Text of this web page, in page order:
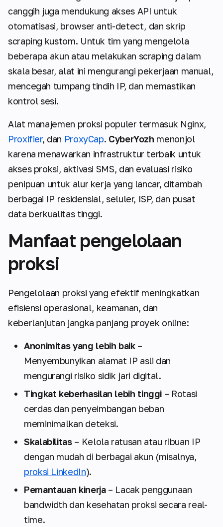
canggih juga mendukung akses API untuk
otomatisasi, browser anti-detect, dan skrip
scraping kustom. Untuk tim yang mengelola
beberapa akun atau melakukan scraping dalam
skala besar, alat ini mengurangi pekerjaan manual,
mencegah tumpang tindih IP, dan memastikan
kontrol sesi.
Alat manajemen proksi populer termasuk Nginx,
Proxifier, dan ProxyCap. CyberYozh menonjol
karena menawarkan infrastruktur terbaik untuk
akses proksi, aktivasi SMS, dan evaluasi risiko
penipuan untuk alur kerja yang lancar, ditambah
berbagai IP residensial, seluler, ISP, dan pusat
data berkualitas tinggi.
Manfaat pengelolaan
proksi
Pengelolaan proksi yang efektif meningkatkan
efisiensi operasional, keamanan, dan
keberlanjutan jangka panjang proyek online:
Anonimitas yang lebih baik–
Menyembunyikan alamat IP asli dan
mengurangi risiko sidik jari digital.
Tingkat keberhasilan lebih tinggi – Rotasi
cerdas dan penyeimbangan beban
meminimalkan deteksi.
Skalabilitas– Kelola ratusan atau ribuan IP
dengan mudah di berbagai akun (misalnya,
proksi LinkedIn).
Pemantauan kinerja– Lacak penggunaan
bandwidth dan kesehatan proksi secara real-
time.